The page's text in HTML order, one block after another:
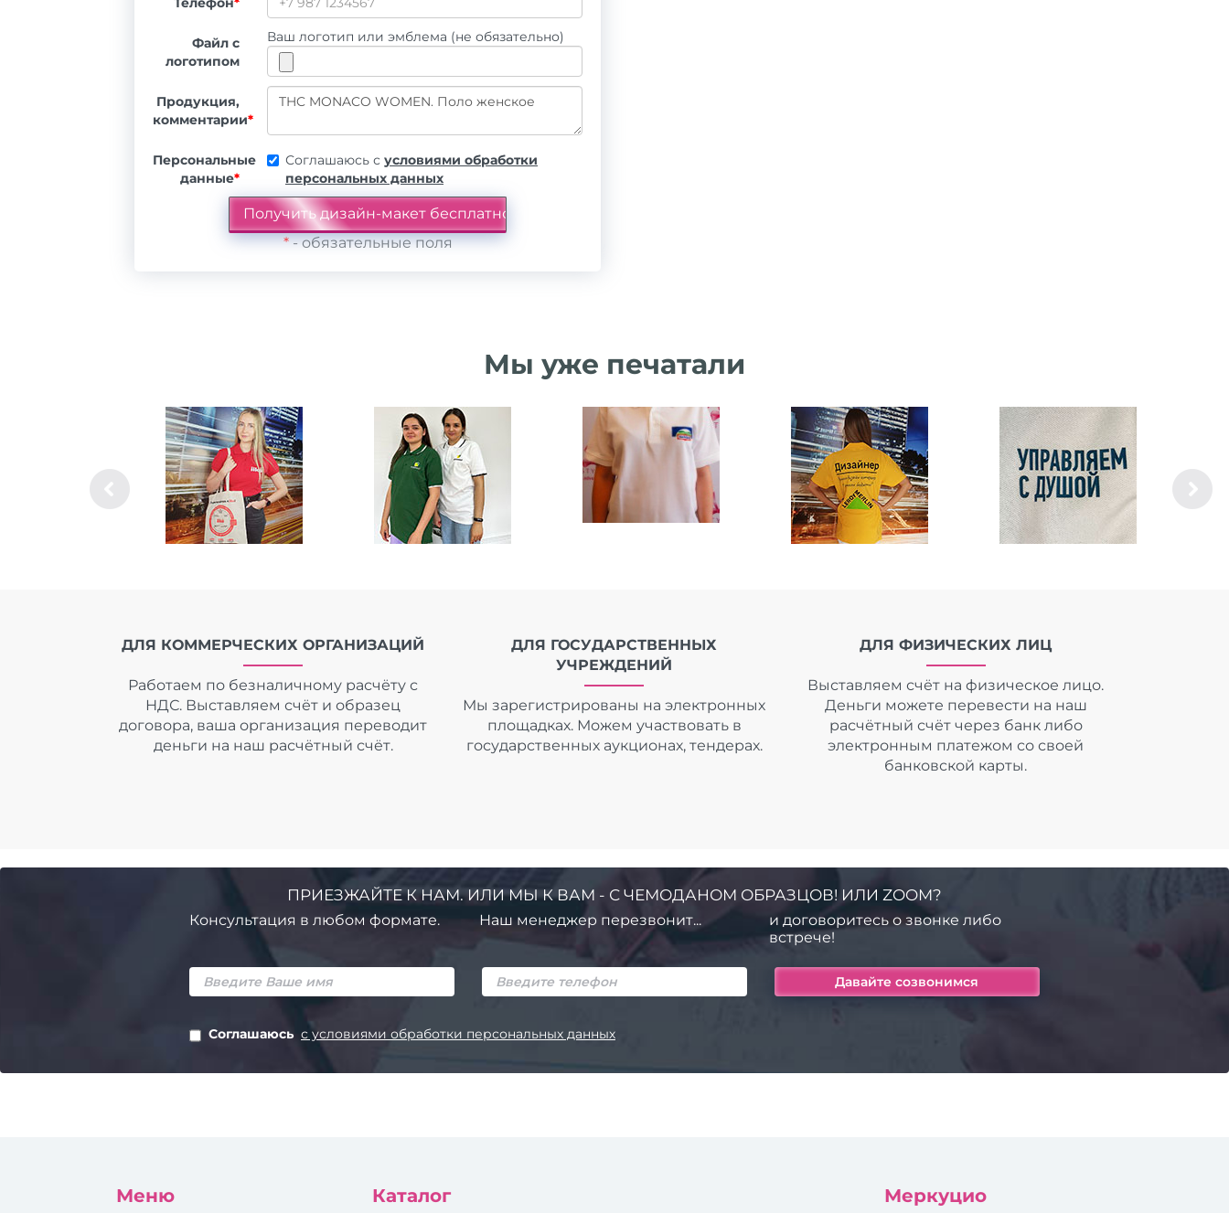
Файл с
логотипом
Ваш логотип или эмблема (не обязательно)
Продукция,
комментарии*
Персональные
данные*
Соглашаюсь с условиями обработки
персональных данных
*- обязательные поля
Мы уже печатали
ДЛЯ КОММЕРЧЕСКИХ ОРГАНИЗАЦИЙ
Работаем по безналичному расчёту с
НДС. Выставляем счёт и образец
договора, ваша организация переводит
деньги на наш расчётный счёт.
ДЛЯ ГОСУДАРСТВЕННЫХ
УЧРЕЖДЕНИЙ
Мы зарегистрированы на электронных
площадках. Можем участвовать в
государственных аукционах, тендерах.
ДЛЯ ФИЗИЧЕСКИХ ЛИЦ
Выставляем счёт на физическое лицо.
Деньги можете перевести на наш
расчётный счёт через банк либо
электронным платежом со своей
банковской карты.
ПРИЕЗЖАЙТЕ К НАМ. ИЛИ МЫ К ВАМ - С ЧЕМОДАНОМ ОБРАЗЦОВ! ИЛИ ZOOM?
Консультация в любом формате. Наш менеджер перезвонит...
и договоритесь о звонке либо
встрече!
Соглашаюсь с условиями обработки персональных данных
Меню Каталог Меркуцио